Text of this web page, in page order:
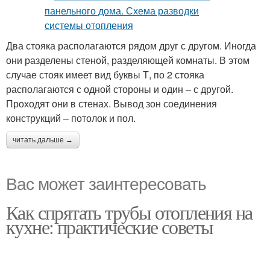
Два стояка располагаются рядом друг с другом. Иногда
они разделены стеной, разделяющей комнаты. В этом
случае стояк имеет вид буквы Т, по 2 стояка
располагаются с одной стороны и один – с другой.
Проходят они в стенах. Вывод зон соединения
конструкций – потолок и пол.
читать дальше →
Вас может заинтересовать
Как спрятать трубы отопления на
кухне: практические советы